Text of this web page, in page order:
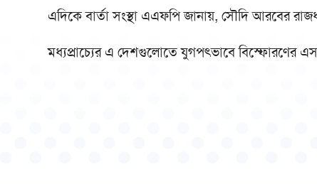
এদিকে বার্তা সংস্থা এএফপি জানায়, সৌদি আরবের
মধ্যপ্রাচ্যের এ দেশগুলোতে যুগপৎভাবে বিস্ফোরণের